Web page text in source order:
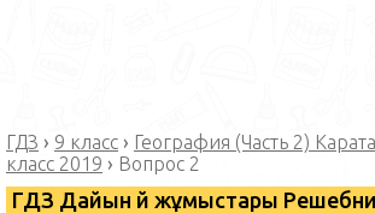
ГДЗ › 9 класс › География (Часть 2)
класс 2019 › Вопрос 2
ГДЗ Дайын үй жұмыстары